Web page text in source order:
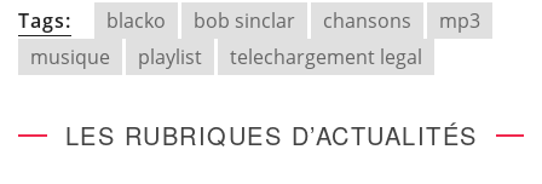
Tags: blacko bob sinclar chansons
mp3
musique
playlist telechargement legal
LES RUBRIQUES D’ACTUALITÉS